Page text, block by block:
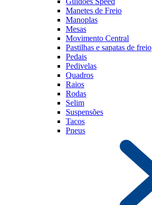
Manetes de Freio
Manoplas
Mesas
Movimento Central
Pastilhas e sapatas de freio
Pedais
Pedivelas
Quadros
Raios
Rodas
Selim
Suspensões
Tacos
Pneus